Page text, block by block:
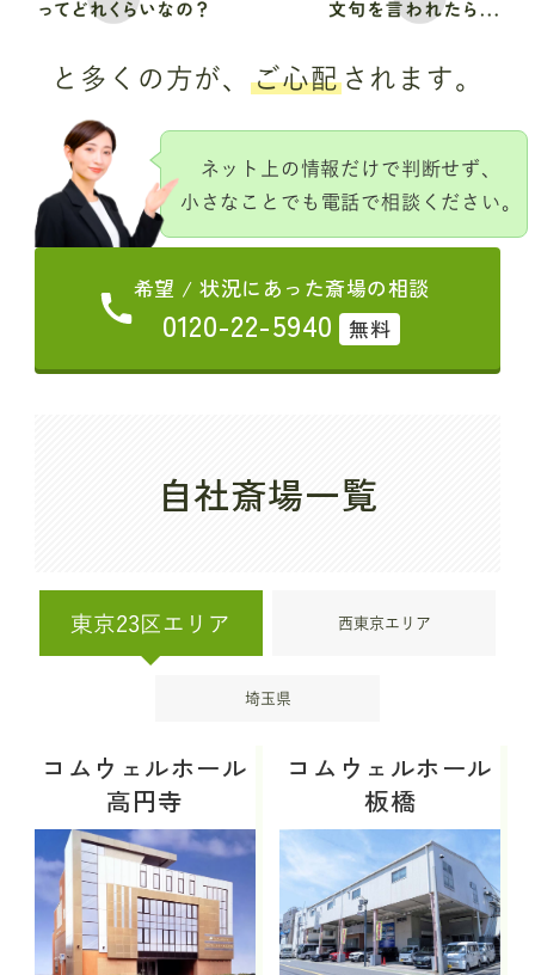
と多くの方が、ご心配されます。
ネット上の情報だけで判断せず、
小さなことでも電話で相談ください。
希望 / 状況にあった斎場の相談
0120-22-5940 無料
自社斎場一覧
東京23区エリア 西東京エリア
埼玉県
コムウェルホール
高円寺
コムウェルホール
板橋